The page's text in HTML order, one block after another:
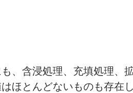
、含浸処理、充填処理、
ほとんどないものも存在